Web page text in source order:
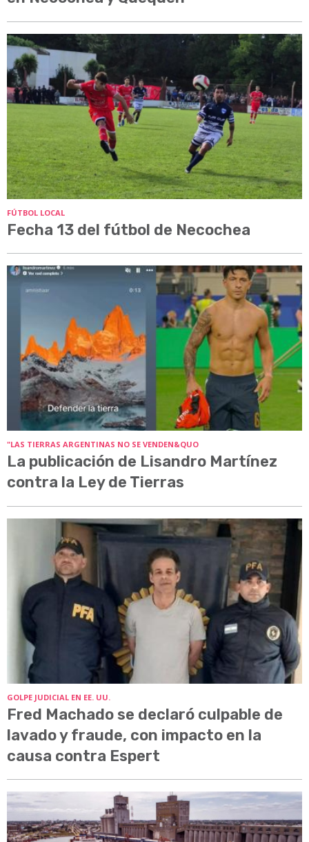
FÚTBOL LOCAL
Fecha 13 del fútbol de Necochea
"LAS TIERRAS ARGENTINAS NO SE VENDEN&QUO
La publicación de Lisandro Martínez
contra la Ley de Tierras
GOLPE JUDICIAL EN EE. UU.
Fred Machado se declaró culpable de
lavado y fraude, con impacto en la
causa contra Espert